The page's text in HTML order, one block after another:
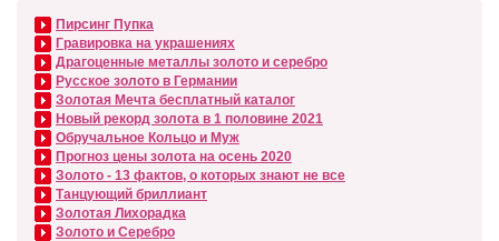
Пирсинг Пупка
Гравировка на украшениях
Драгоценные металлы золото и серебро
Русское золото в Германии
Золотая Мечта бесплатный каталог
Новый рекорд золота в 1 половине 2021
Обручальное Кольцо и Муж
Прогноз цены золота на осень 2020
Золото - 13 фактов, о которых знают не все
Танцующий бриллиант
Золотая Лихорадка
Золото и Серебро